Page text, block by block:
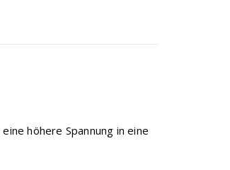
höhere Spannung in eine